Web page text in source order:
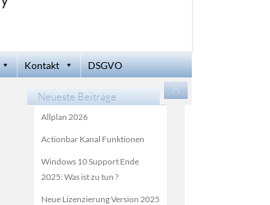
Kontakt DSGVO
Zum
Inhalt
springen
/\
Neueste Beiträge
Allplan 2026
Actionbar Kanal Funktionen
Windows 10 Support Ende
2025: Was ist zu tun ?
Neue Lizenzierung Version 2025